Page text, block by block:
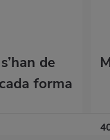
de
forma